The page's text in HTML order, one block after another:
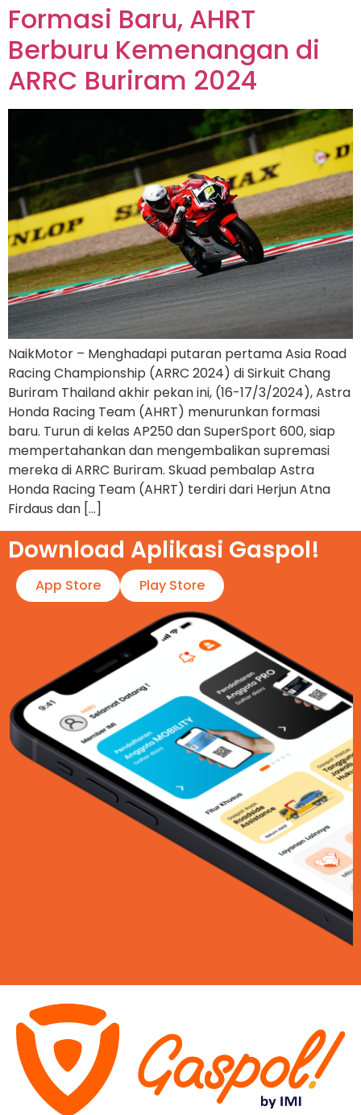
Formasi Baru, AHRT
Berburu Kemenangan di
ARRC Buriram 2024
NaikMotor – Menghadapi putaran pertama Asia Road
Racing Championship (ARRC 2024) di Sirkuit Chang
Buriram Thailand akhir pekan ini, (16-17/3/2024), Astra
Honda Racing Team (AHRT) menurunkan formasi
baru. Turun di kelas AP250 dan SuperSport 600, siap
mempertahankan dan mengembalikan supremasi
mereka di ARRC Buriram. Skuad pembalap Astra
Honda Racing Team (AHRT) terdiri dari Herjun Atna
Firdaus dan […]
Download Aplikasi Gaspol!​
App Store Play Store